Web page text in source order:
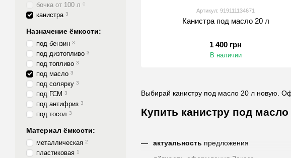
Выбирай канистру под масло 20 л новую.
Купить канистру под
актуальность предложения
Артикул: 919111134671
Канистра под масло 20 л
1 400 грн
В наличии
бочка от 100 л 0
канистра 3
Назначение ёмкости:
под бензин 3
под дизтопливо 3
под топливо 3
под масло 3
под солярку 3
под ГСМ 3
под антифриз 3
под тосол 3
Материал ёмкости:
металлическая 2
пластиковая 1